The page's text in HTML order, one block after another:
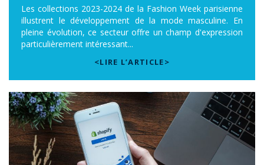
Les collections 2023-2024 de la Fashion Week parisienne
illustrent le développement de la mode masculine. En
pleine évolution, ce secteur offre un champ d'expression
particulièrement intéressant...
<LIRE L’ARTICLE>